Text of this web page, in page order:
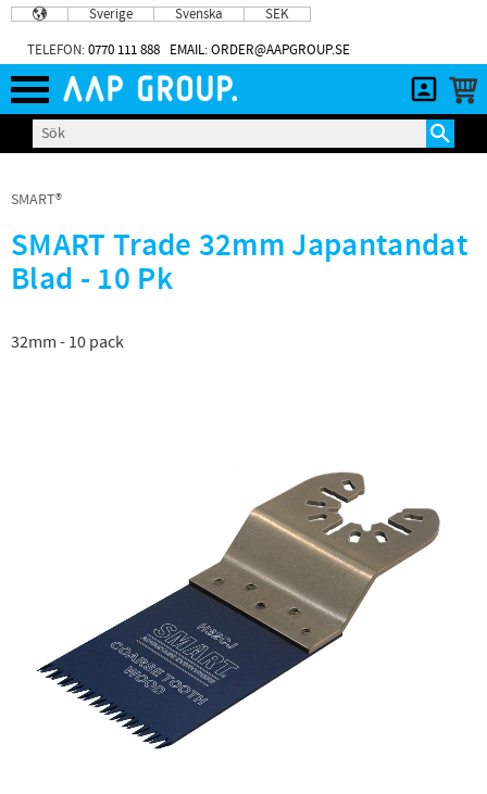
Meny
Sverige Svenska SEK
TELEFON:0770 111 888 EMAIL: ORDER@AAPGROUP.SE
SMART®
SMART Trade 32mm Japantandat
Blad - 10 Pk
32mm - 10 pack